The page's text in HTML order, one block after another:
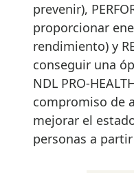
prevenir),
proporcionar
rendimiento) y
conseguir una
NDL PRO-
compromiso de
mejorar el
personas a